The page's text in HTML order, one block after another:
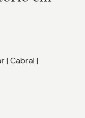
| Cabral |